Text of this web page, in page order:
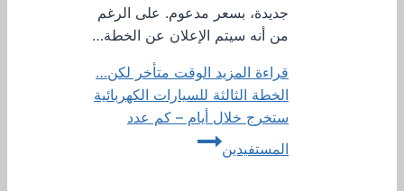
جديدة، بسعر مدعوم. على الرغم
من أنه سيتم الإعلان عن الخطة…
قراءة المزيد الوقت متأخر لكن…
الخطة الثالثة للسيارات الكهربائية
ستخرج خلال أيام – كم عدد
المستفيدين